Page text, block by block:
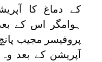
کے دماغ کا
ہوامگر اس کے
پروفیسر مجیب
آپریشن کے بعد